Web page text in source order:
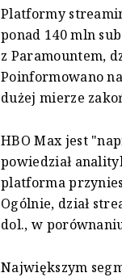
Platformy
ponad 140 mln
z Paramountem,
Poinformowano
dużej mierze
HBO Max jest
powiedział
platforma
Ogólnie, dział
dol., w
Największym